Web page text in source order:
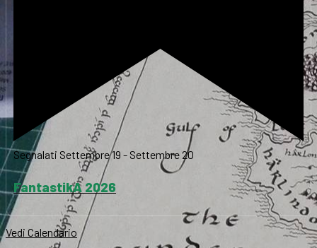
Segnalati Settembre 19 - Settembre 20
FantastikA 2026
Vedi Calendario